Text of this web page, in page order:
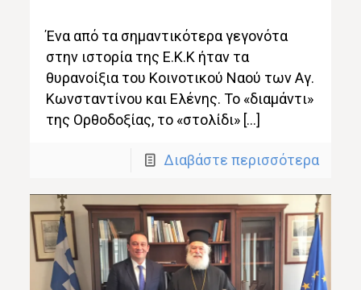
Ένα από τα σημαντικότερα γεγονότα
στην ιστορία της Ε.Κ.Κ ήταν τα
θυρανοίξια του Κοινοτικού Ναού των Αγ.
Κωνσταντίνου και Ελένης. Το «διαμάντι»
της Ορθοδοξίας, το «στολίδι» […]
Διαβάστε περισσότερα